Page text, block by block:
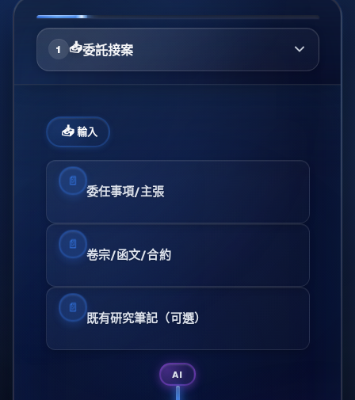
選擇案件旅程步驟
1 📥委託接案
📥 輸入
📄 委任事項/主張
📄 卷宗/函文/合約
📄 既有研究筆記（可選）
AI